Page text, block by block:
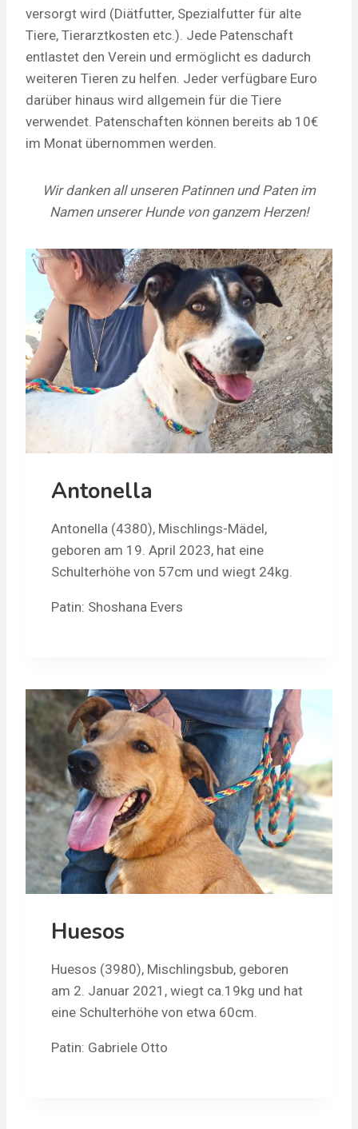
versorgt wird (Diätfutter, Spezialfutter für alte
Tiere, Tierarztkosten etc.). Jede Patenschaft
entlastet den Verein und ermöglicht es dadurch
weiteren Tieren zu helfen. Jeder verfügbare Euro
darüber hinaus wird allgemein für die Tiere
verwendet. Patenschaften können bereits ab 10€
im Monat übernommen werden.
Wir danken all unseren Patinnen und Paten im
Namen unserer Hunde von ganzem Herzen!
Antonella
Antonella (4380), Mischlings-Mädel,
geboren am 19. April 2023, hat eine
Schulterhöhe von 57cm und wiegt 24kg.
Patin: Shoshana Evers
Huesos
Huesos (3980), Mischlingsbub, geboren
am 2. Januar 2021, wiegt ca.19kg und hat
eine Schulterhöhe von etwa 60cm.
Patin: Gabriele Otto